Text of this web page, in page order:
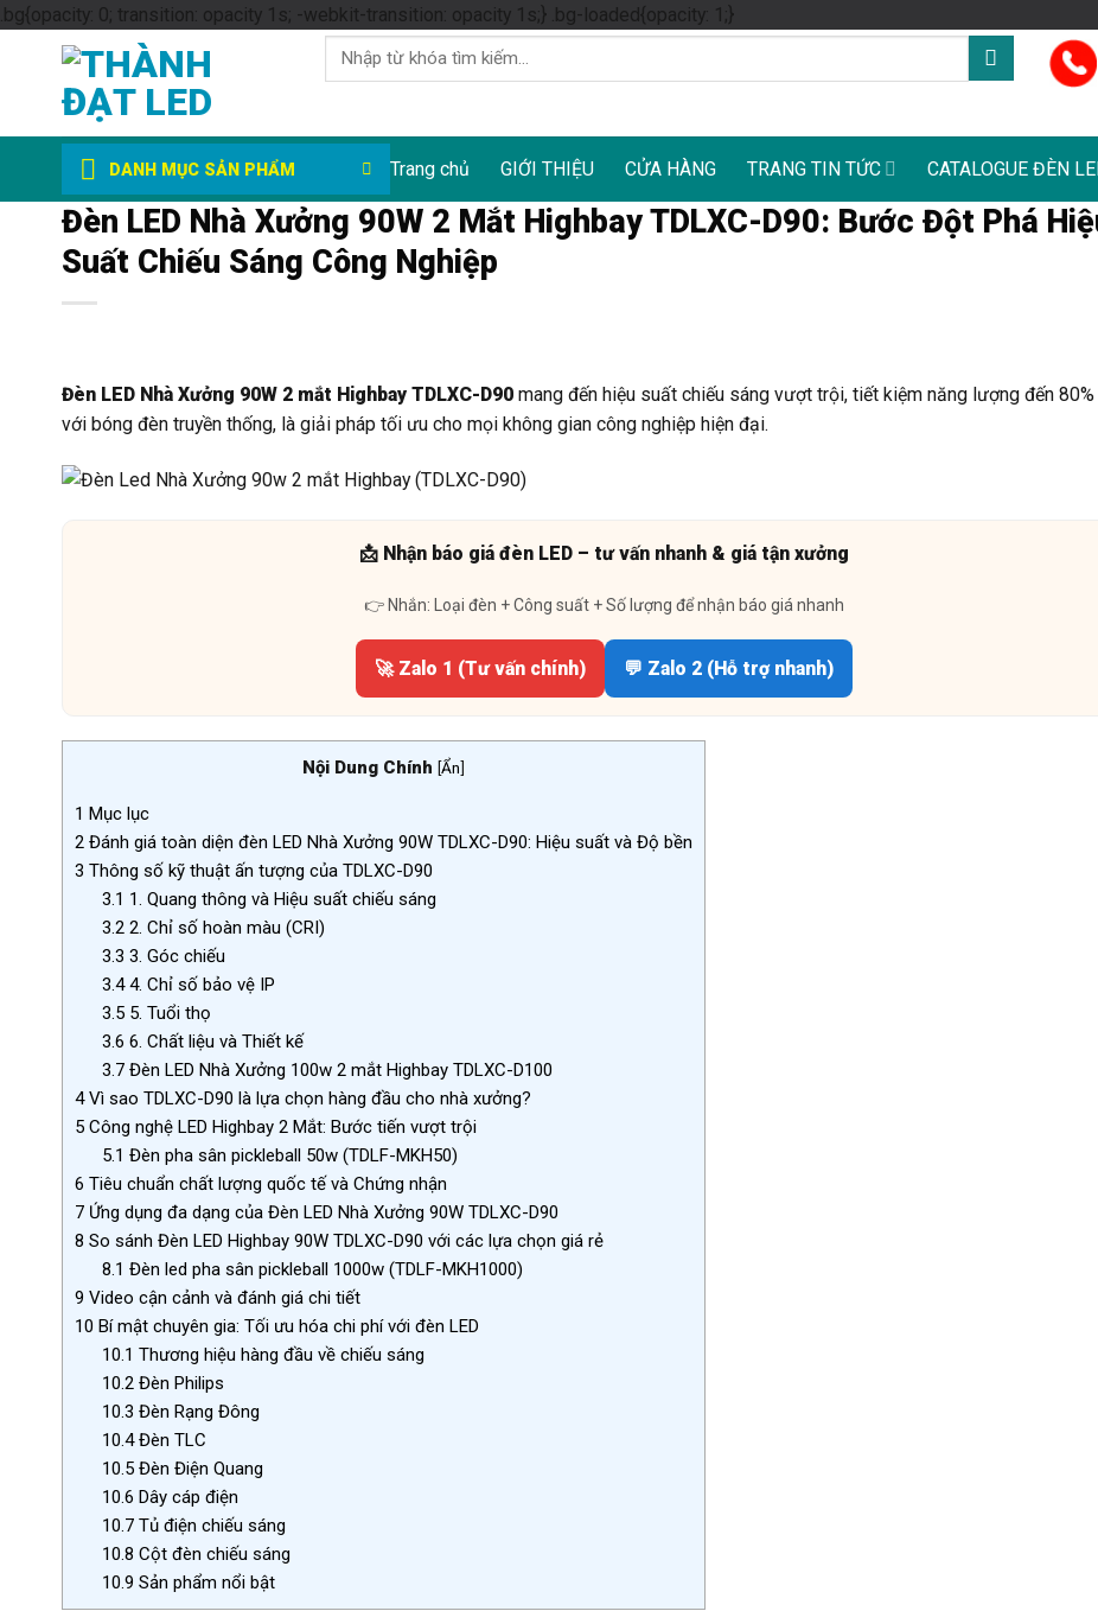
.bg{opacity: 0; transition: opacity 1s; -webkit-transition: opacity 1s;} .bg-loaded{opacity: 1;}Skip
to
Tìm
kiếm:
DANH MỤC SẢN PHẨM Trang chủ GIỚI THIỆU CỬA HÀNG TRANG TIN TỨC CATALOGUE ĐÈN
Đèn LED Nhà Xưởng 90W 2 Mắt Highbay TDLXC-D90: Bước Đột Phá
Suất Chiếu Sáng Công Nghiệp
Đèn LED Nhà Xưởng 90W 2 mắt Highbay TDLXC-D90 mang đến hiệu suất chiếu sáng vượt trội, tiết kiệm năng lượng đến
với bóng đèn truyền thống, là giải pháp tối ưu cho mọi không gian công nghiệp hiện đại.
📩 Nhận báo giá đèn LED – tư vấn nhanh & giá tận xưởng
👉 Nhắn: Loại đèn + Công suất + Số lượng để nhận báo giá nhanh
🚀 Zalo 1 (Tư vấn chính) 💬 Zalo 2 (Hỗ trợ nhanh)
Nội Dung Chính [Ẩn]
1 Mục lục
2 Đánh giá toàn diện đèn LED Nhà Xưởng 90W TDLXC-D90: Hiệu suất và Độ bền
3 Thông số kỹ thuật ấn tượng của TDLXC-D90
3.1 1. Quang thông và Hiệu suất chiếu sáng
3.22. Chỉ số hoàn màu (CRI)
3.3 3. Góc chiếu
3.44. Chỉ số bảo vệ IP
3.55. Tuổi thọ
3.6 6. Chất liệu và Thiết kế
3.7Đèn LED Nhà Xưởng 100w 2 mắt Highbay TDLXC-D100
4Vì sao TDLXC-D90 là lựa chọn hàng đầu cho nhà xưởng?
5 Công nghệ LED Highbay 2 Mắt: Bước tiến vượt trội
5.1 Đèn pha sân pickleball 50w (TDLF-MKH50)
6 Tiêu chuẩn chất lượng quốc tế và Chứng nhận
7 Ứng dụng đa dạng của Đèn LED Nhà Xưởng 90W TDLXC-D90
8 So sánh Đèn LED Highbay 90W TDLXC-D90 với các lựa chọn giá rẻ
8.1 Đèn led pha sân pickleball 1000w (TDLF-MKH1000)
9 Video cận cảnh và đánh giá chi tiết
10 Bí mật chuyên gia: Tối ưu hóa chi phí với đèn LED
10.1 Thương hiệu hàng đầu về chiếu sáng
10.2Đèn Philips
10.3 Đèn Rạng Đông
10.4Đèn TLC
10.5Đèn Điện Quang
10.6 Dây cáp điện
10.7Tủ điện chiếu sáng
10.8 Cột đèn chiếu sáng
10.9 Sản phẩm nổi bật